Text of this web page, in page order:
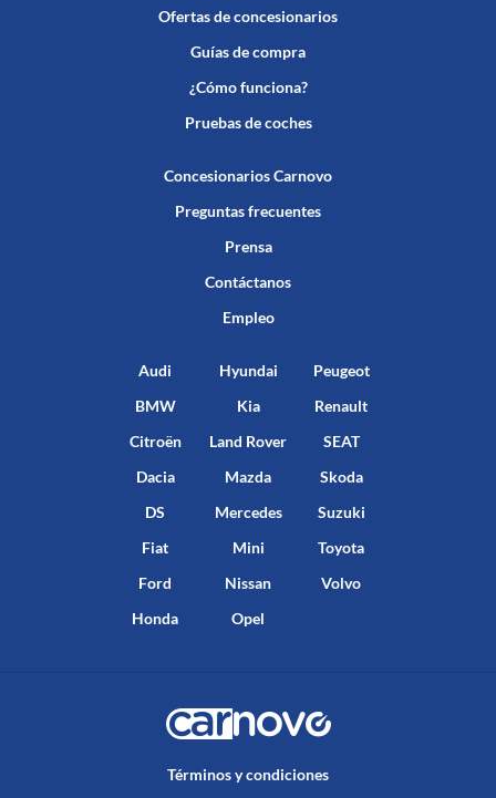
Ofertas de concesionarios
Guías de compra
¿Cómo funciona?
Pruebas de coches
Concesionarios Carnovo
Preguntas frecuentes
Prensa
Contáctanos
Empleo
Audi
BMW
Citroën
Dacia
DS
Fiat
Ford
Honda
Hyundai
Kia
Land Rover
Mazda
Mercedes
Mini
Nissan
Opel
Peugeot
Renault
SEAT
Skoda
Suzuki
Toyota
Volvo
Términos y condiciones